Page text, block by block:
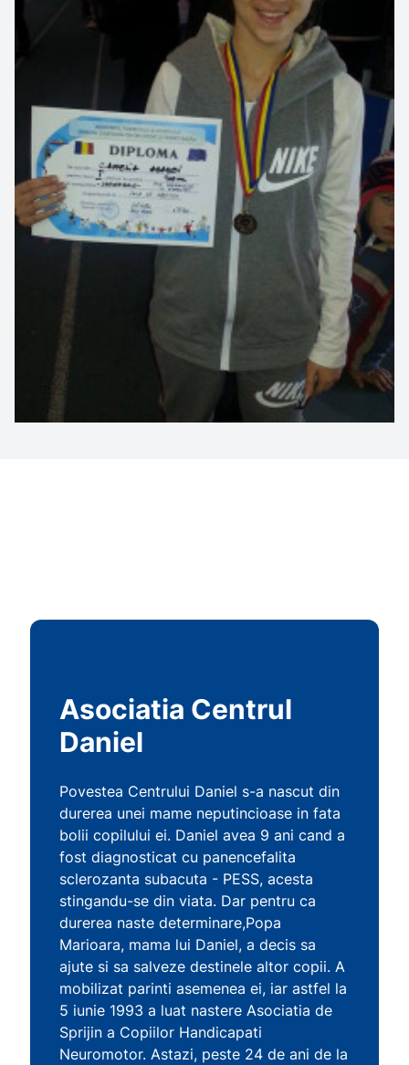
Asociatia Centrul
Daniel
Povestea Centrului Daniel s-a nascut din
durerea unei mame neputincioase in fata
bolii copilului ei. Daniel avea 9 ani cand a
fost diagnosticat cu panencefalita
sclerozanta subacuta - PESS, acesta
stingandu-se din viata. Dar pentru ca
durerea naste determinare,Popa
Marioara, mama lui Daniel, a decis sa
ajute si sa salveze destinele altor copii. A
mobilizat parinti asemenea ei, iar astfel la
5 iunie 1993 a luat nastere Asociatia de
Sprijin a Copiilor Handicapati
Neuromotor. Astazi, peste 24 de ani de la